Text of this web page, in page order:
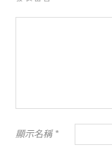
顯示名稱 *